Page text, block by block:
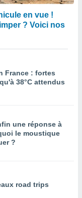
en vue !
? Voici nos
France : fortes
38°C attendus
une réponse à
le moustique
?
road trips